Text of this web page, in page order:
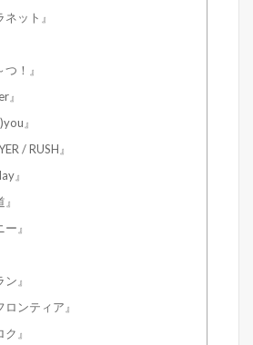
ネット』
！』
』
』
/ RUSH』
』
』
』
ロンティア』
』